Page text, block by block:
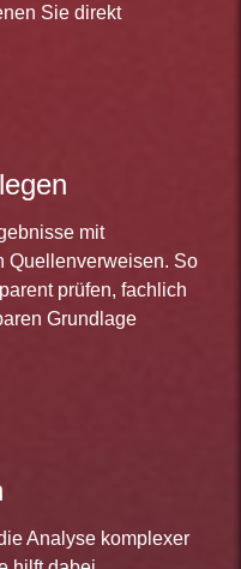
Sie direkt
mit
Quellenverweisen. So
prüfen, fachlich
Grundlage
Analyse komplexer